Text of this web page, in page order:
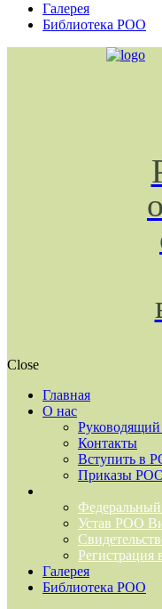
Галерея
Библиотека РОО
Close
Главная
О нас
Контакты
Вступить в
Приказы
Устав РОО
Регистрация
Галерея
Библиотека РОО